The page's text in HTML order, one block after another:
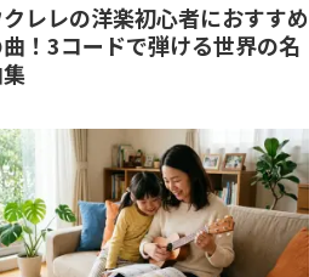
クレレの洋楽初心者におすすめ
！3コードで弾ける世界の名